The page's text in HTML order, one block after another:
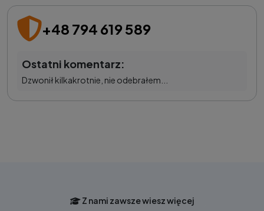
+48 794 619 589
Ostatni komentarz:
Dzwonił kilkakrotnie, nie odebrałem...
Z nami zawsze wiesz więcej